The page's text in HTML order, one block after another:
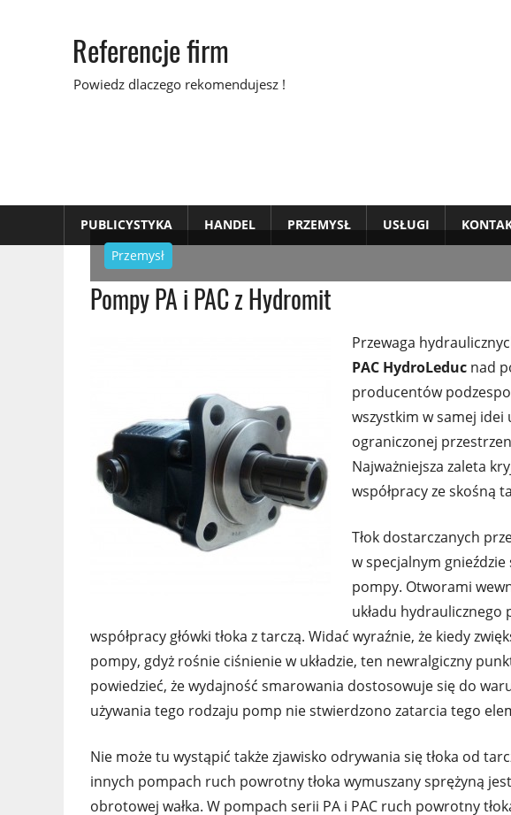
Referencje firm
Powiedz dlaczego rekomendujesz !
PUBLICYSTYKA HANDEL PRZEMYSŁ USŁUGI
Przemysł
Pompy PA i PAC z Hydromit
Przewaga
PAC HydroLeduc nad
producentów
wszystkim w samej idei
ograniczonej
Najważniejsza zaleta
współpracy ze skośną
Tłok dostarczanych
w specjalnym
pompy. Otworami
układu
współpracy główki tłoka z tarczą. Widać wyraźnie, że kiedy
pompy, gdyż rośnie ciśnienie w układzie, ten newralgiczny
powiedzieć, że wydajność smarowania dostosowuje się do
używania tego rodzaju pomp nie stwierdzono zatarcia tego
Nie może tu wystąpić także zjawisko odrywania się tłoka od
innych pompach ruch powrotny tłoka wymuszany sprężyną
obrotowej wałka. W pompach serii PA i PAC ruch powrotny